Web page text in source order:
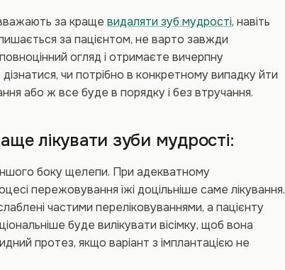
за краще видаляти зуб мудрості, навіть
за пацієнтом, не варто завжди
огляд і отримаєте вичерпну
чи потрібно в конкретному випадку йти
або ж все буде в порядку і без втручання.
лікувати зуби мудрості:
боку щелепи. При адекватному
пережовування їжі доцільніше саме лікування.
частими переліковуваннями, а пацієнту
буде вилікувати вісімку, щоб вона
протез, якщо варіант з імплантацією не